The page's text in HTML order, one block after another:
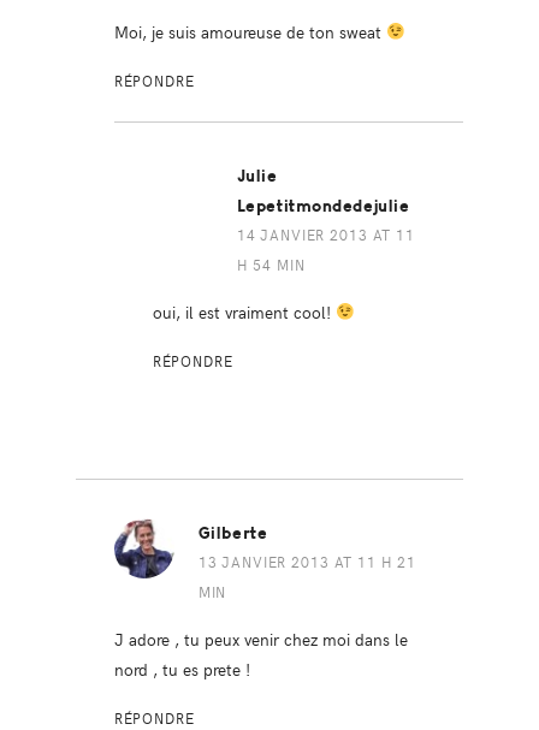
Moi, je suis amoureuse de ton sweat
RÉPONDRE
Julie
Lepetitmondedejulie
14 JANVIER 2013 AT 11
H 54 MIN
oui, il est vraiment cool!
RÉPONDRE
Gilberte
13 JANVIER 2013 AT 11 H 21
MIN
J adore , tu peux venir chez moi dans le
nord , tu es prete !
RÉPONDRE